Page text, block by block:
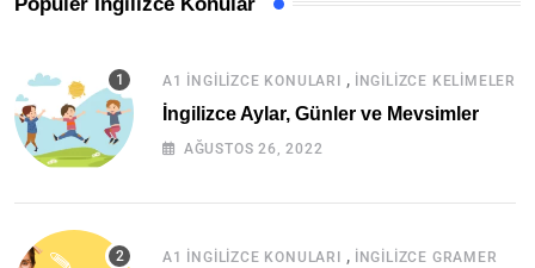
A1 İNGILIZCE KONULARI , İNGILIZCE KELIMELER
İngilizce Aylar, Günler ve Mevsimler
AĞUSTOS 26, 2022
A1 İNGILIZCE KONULARI , İNGILIZCE GRAMER